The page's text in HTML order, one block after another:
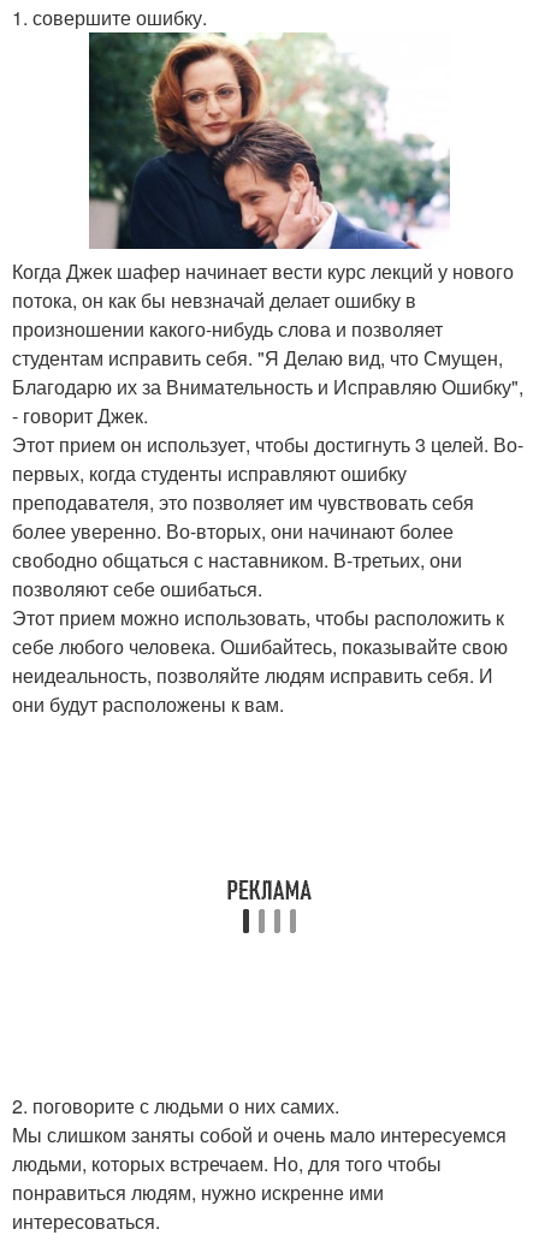
1. совершите ошибку.
Когда Джек шафер начинает вести курс лекций у нового
потока, он как бы невзначай делает ошибку в
произношении какого-нибудь слова и позволяет
студентам исправить себя. "Я Делаю вид, что Смущен,
Благодарю их за Внимательность и Исправляю Ошибку",
- говорит Джек.
Этот прием он использует, чтобы достигнуть 3 целей. Во-
первых, когда студенты исправляют ошибку
преподавателя, это позволяет им чувствовать себя
более уверенно. Во-вторых, они начинают более
свободно общаться с наставником. В-третьих, они
позволяют себе ошибаться.
Этот прием можно использовать, чтобы расположить к
себе любого человека. Ошибайтесь, показывайте свою
неидеальность, позволяйте людям исправить себя. И
они будут расположены к вам.
2. поговорите с людьми о них самих.
Мы слишком заняты собой и очень мало интересуемся
людьми, которых встречаем. Но, для того чтобы
понравиться людям, нужно искренне ими
интересоваться.